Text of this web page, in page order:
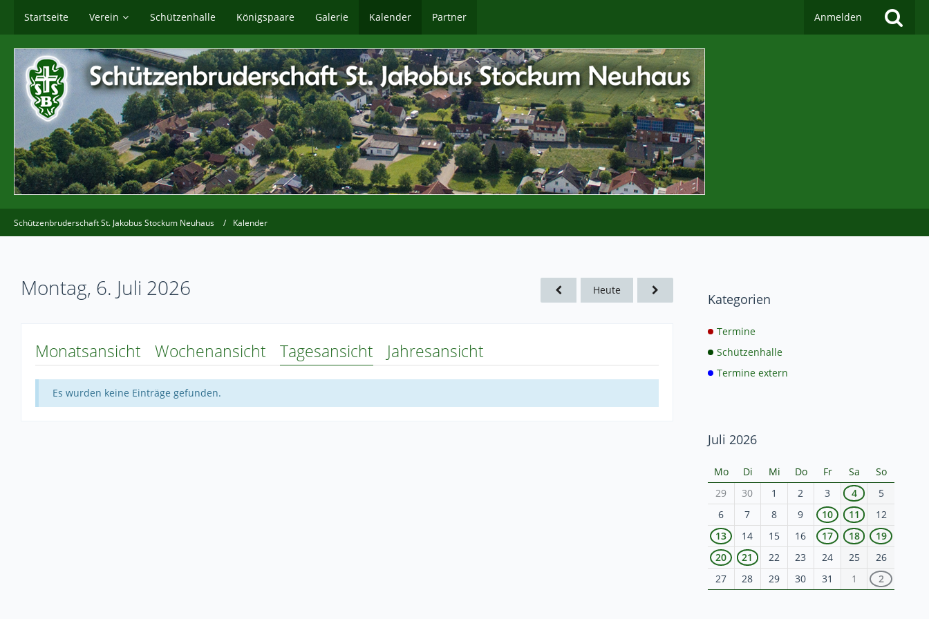
Startseite Verein Schützenhalle Königspaare Galerie Kalender Partner Anmelden
Schützenbruderschaft St. Jakobus Stockum Neuhaus Kalender
Montag, 6. Juli 2026 Heute
Monatsansicht Wochenansicht Tagesansicht Jahresansicht
Es wurden keine Einträge gefunden.
Kategorien
Termine
Schützenhalle
Termine extern
Juli 2026
Mo Di Mi Do Fr Sa
So
29
30 1 2 3 4
5
6
7 8 9 10 11
12
13
14 15 16 17 18
19
20
21 22 23 24 25
26
27
28 29 30 31 1 2